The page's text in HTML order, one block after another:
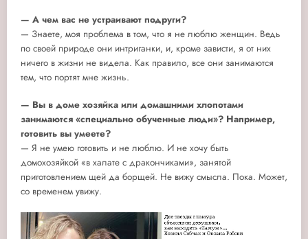
— А чем вас не устраивают подруги?
— Знаете, моя проблема в том, что я не люблю женщин. Ведь
по своей природе они интриганки, и, кроме зависти, я от них
ничего в жизни не видела. Как правило, все они занимаются
тем, что портят мне жизнь.
— Вы в доме хозяйка или домашними хлопотами
занимаются «специально обученные люди»? Например,
готовить вы умеете?
— Я не умею готовить и не люблю. И не хочу быть
домохозяйкой «в халате с дракончиками», занятой
приготовлением щей да борщей. Не вижу смысла. Пока. Может,
со временем увижу.